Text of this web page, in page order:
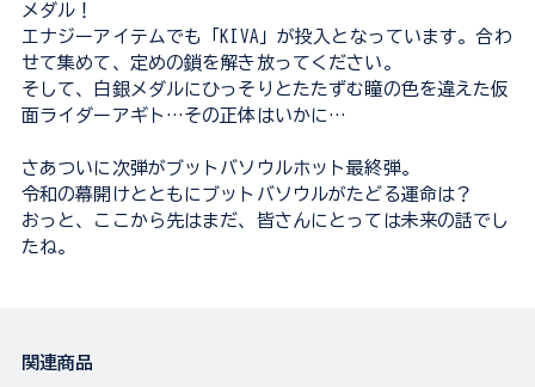
メダル！
エナジーアイテムでも「KIVA」が投入となっています。合わ
せて集めて、定めの鎖を解き放ってください。
そして、白銀メダルにひっそりとたたずむ瞳の色を違えた仮
面ライダーアギト…その正体はいかに…
さあついに次弾がブットバソウルホット最終弾。
令和の幕開けとともにブットバソウルがたどる運命は？
おっと、ここから先はまだ、皆さんにとっては未来の話でし
たね。
関連商品